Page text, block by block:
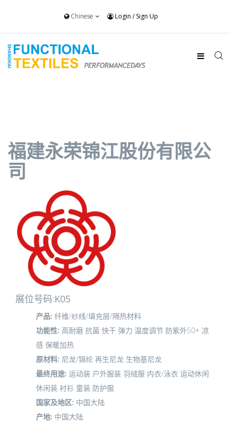
Chinese Login /Sign Up
福建永荣锦江股份有限公
司
展位号码:K05
产品: 纤维/纱线/填充层/隔热材料
功能性: 高耐磨 抗菌 快干 弹力 温度调节 防紫外50+ 凉
感 保暖加热
原材料: 尼龙/锦纶 再生尼龙 生物基尼龙
最终用途: 运动装 户外服装 羽绒服 内衣/泳衣 运动休闲
休闲装 衬衫 童装 防护服
国家及地区: 中国大陆
产地: 中国大陆